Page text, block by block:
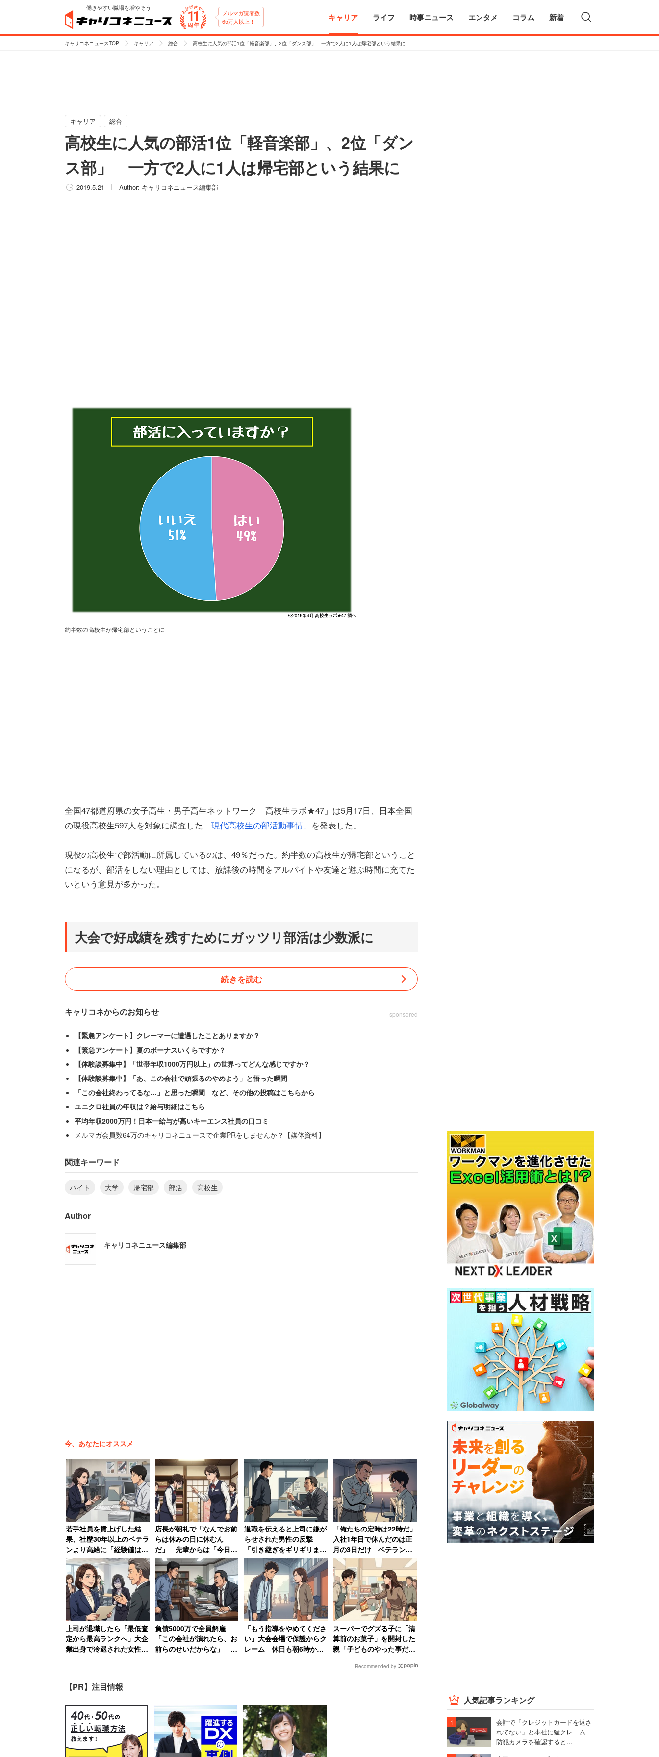
働きやすい職場を増やそう
メルマガ読者数
65万人以上！
キャリア ライフ 時事ニュース エンタメ コラム 新着
キャリコネニュースTOP キャリア 総合 高校生に人気の部活1位「軽音楽部」、2位「ダンス部」 一方で2人に1人は帰宅部という結果に
キャリア 総合
高校生に人気の部活1位「軽音楽部」、2位「ダン
ス部」 一方で2人に1人は帰宅部という結果に
2019.5.21 Author: キャリコネニュース編集部
約半数の高校生が帰宅部ということに
全国47都道府県の女子高生・男子高生ネットワーク「高校生ラボ★47」は5月17日、日本全国
の現役高校生597人を対象に調査した 「現代高校生の部活動事情」 を発表した。
現役の高校生で部活動に所属しているのは、49％だった。約半数の高校生が帰宅部ということ
になるが、部活をしない理由としては、放課後の時間をアルバイトや友達と遊ぶ時間に充てた
いという意見が多かった。
大会で好成績を残すためにガッツリ部活は少数派に
活動に所属している人に活動頻度を聞いたところ、7割が週2～3日だった。やはり部活以外の
時間は、アルバイトや友達との時間に使い、部活とプライベートを両立している人が多いよう
だ。一方で、大会で好成績を残すためなどで週5～6日で部活をしている人は三割程度であっ
部活動のあり方が変わってきている中で、どんな部活が人気なのか。現在入っている部活で最
も多かったのが「軽音楽部」であった。人気の理由としては、昨今のバンドブームや、バンド
を題材とした人気アニメの影響などが挙げられる。また、高校生はライブハウスの出演が禁止
続きを読む
キャリコネからのお知らせ sponsored
【緊急アンケート】クレーマーに遭遇したことありますか？
【緊急アンケート】夏のボーナスいくらですか？
【体験談募集中】「世帯年収1000万円以上」の世界ってどんな感じですか？
【体験談募集中】「あ、この会社で頑張るのやめよう」と悟った瞬間
「この会社終わってるな…」と思った瞬間 など、その他の投稿はこちらから
ユニクロ社員の年収は？給与明細はこちら
平均年収2000万円！日本一給与が高いキーエンス社員の口コミ
メルマガ会員数64万のキャリコネニュースで企業PRをしませんか？【媒体資料】
関連キーワード
バイト 大学 帰宅部 部活 高校生
Author
キャリコネニュース編集部
今、あなたにオススメ
若手社員を賃上げした結
果、社歴30年以上のベテラ
ンより高給に「経験値は一
切無視、さっさとやめろっ
てこと?」と怒る50代女性
店長が朝礼で「なんでお前
らは休みの日に休むん
だ」 先輩からは「今日な
んで出勤してこないの!?」
休日なのに言われた女性
【前編】
退職を伝えると上司に嫌が
らせされた男性の反撃
「引き継ぎをギリギリまで
やらない」、しかも「ちゃ
んと録音しました」
「俺たちの定時は22時だ」
入社1年目で休んだのは正
月の3日だけ ベテラン男
性が新人時代に目撃し
た“退職ドミノ”の現場【前
編】
上司が退職したら「最低査
定から最高ランクへ」大企
業出身で冷遇された女性の
負債5000万で全員解雇
「この会社が潰れたら、お
前らのせいだからな」 社
「もう指導をやめてくださ
い」大会会場で保護からク
レーム 休日も朝6時から
スーパーでグズる子に「清
算前のお菓子」を開封した
親「子どものやった事だか
直る 男性店員の回想
Recommended by
【PR】注目情報
人気記事ランキング
会計で「クレジットカードを返さ
れてない」と本社に猛クレーム
防犯カメラを確認すると…